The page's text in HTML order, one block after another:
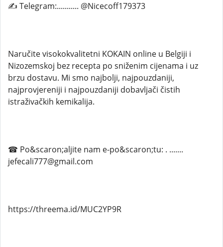
✍ Telegram:........... @Nicecoff179373
Naručite visokokvalitetni KOKAIN online u Belgiji i
Nizozemskoj bez recepta po sniženim cijenama i uz
brzu dostavu. Mi smo najbolji, najpouzdaniji,
najprovjereniji i najpouzdaniji dobavljači čistih
istraživačkih kemikalija.
☎ Po&scaron;aljite nam e-po&scaron;tu: . .......
jefecali777@gmail.com
https://threema.id/MUC2YP9R